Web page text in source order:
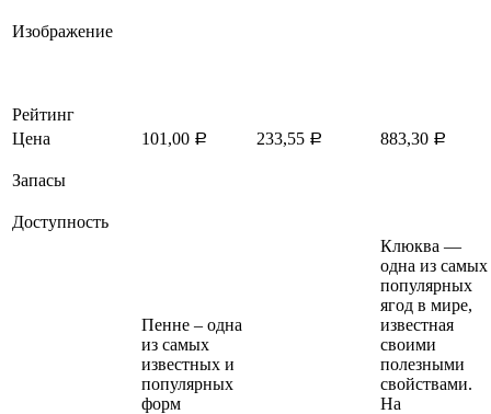
Изображение
Рейтинг
Цена
101,00 Р 233,55 Р 883,30 Р
Запасы
Доступность
Пенне – одна
из самых
известных и
популярных
форм
Клюква —
одна из самых
популярных
ягод в мире,
известная
своими
полезными
свойствами.
На